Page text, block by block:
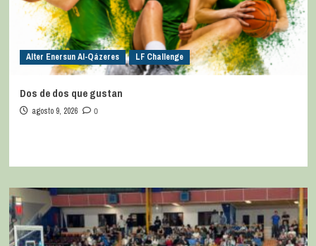
Alter Enersun Al-Qázeres LF Challenge
Dos de dos que gustan
agosto 9, 2026 0